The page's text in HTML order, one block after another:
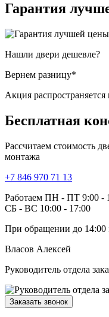
Гарантия
Нашли двери дешевле?
Вернем разницу*
Акция
Бесплатная
Рассчитаем стоимость
монтажа
+7 846 970 71 13
Работаем ПН - ПТ 9:00 -
СБ - ВС 10:00 - 17:00
При обращении до 14:00
Власов Алексей
Руководитель отдела
Заказать звонок